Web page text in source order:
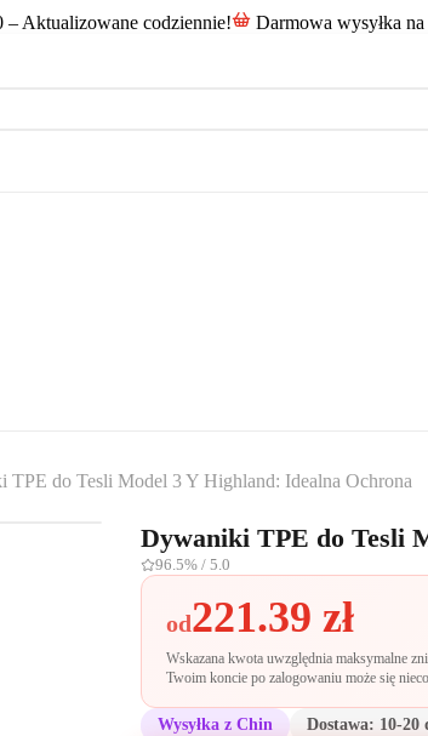
Aktualizowane codziennie! Darmowa wysyłka
TPE do Tesli Model 3 Y Highland: Idealna Ochrona
Dywaniki TPE do Tesli
96.5% / 5.0
od221.39 zł
Wskazana kwota uwzględnia maksymalne
Twoim koncie po zalogowaniu może się
Wysyłka z Chin Dostawa: 10-20